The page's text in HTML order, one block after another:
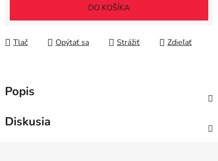
DO KOŠÍKA
Tlač Opýtať sa Strážiť Zdieľať
Popis
Diskusia